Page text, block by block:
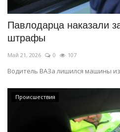
Павлодарца наказали
штрафы
Май 21, 2026 0 107
Водитель ВАЗа лишился машины
Происшествия